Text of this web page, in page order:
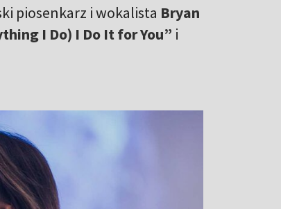
piosenkarz i wokalista Bryan
I Do) I Do It for You” i